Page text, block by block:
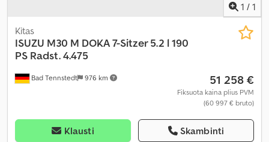
1 / 1
Bad Tennstedt 976 km
Kitas
ISUZU M30 M DOKA 7-Sitzer 5.2 l 190
PS Radst. 4.475
51 258 €
Fiksuota kaina plius PVM
(60 997 € bruto)
Klausti Skambinti